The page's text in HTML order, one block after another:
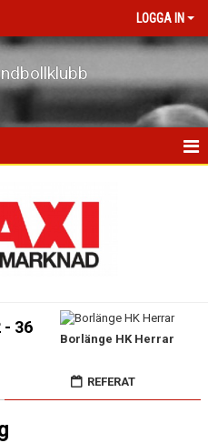
LOGGA IN
- 36
Borlänge HK Herrar
REFERAT